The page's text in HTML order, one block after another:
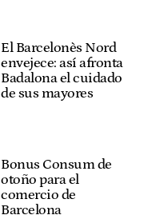
El Barcelonès Nord
envejece: así afronta
Badalona el cuidado
de sus mayores
Bonus Consum de
otoño para el
comercio de
Barcelona